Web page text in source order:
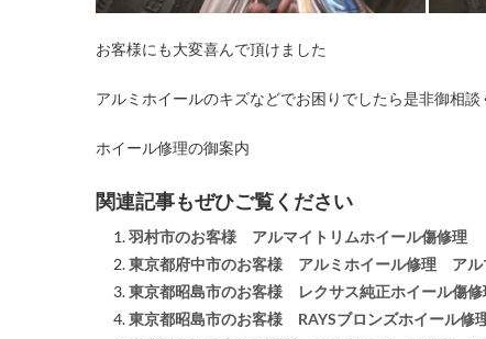
お客様にも大変喜んで頂けました
アルミホイールのキズなどでお困りでしたら是非御相談
ホイール修理の御案内
関連記事もぜひご覧ください
羽村市のお客様 アルマイトリムホイール傷修理
東京都府中市のお客様 アルミホイール修理 アル
東京都昭島市のお客様 レクサス純正ホイール傷修
東京都昭島市のお客様 RAYSブロンズホイール